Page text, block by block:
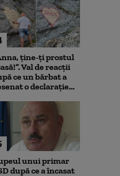
ţine-ţi prostul
Val de reacții
ce un bărbat a
o declarație...
unui primar
după ce a încasat